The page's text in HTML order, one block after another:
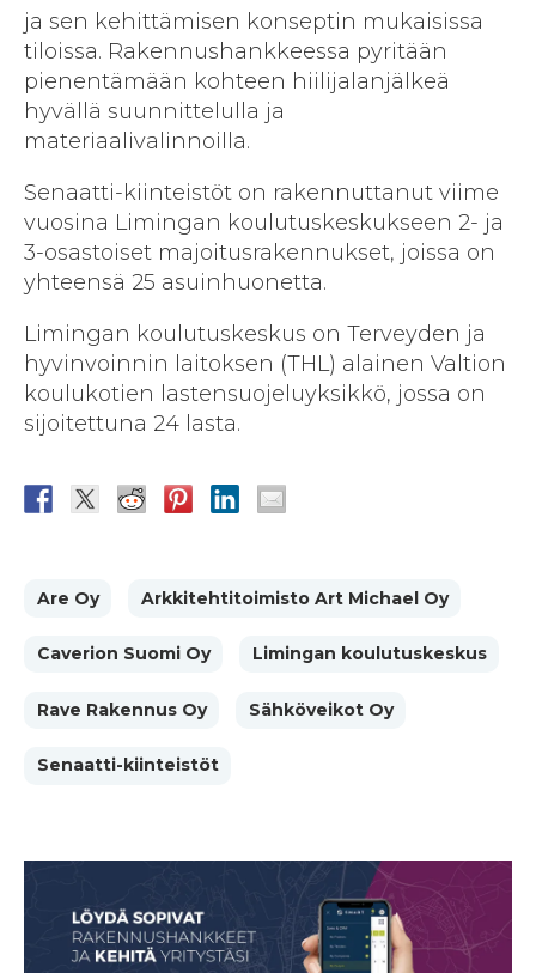
ja sen kehittämisen konseptin mukaisissa
tiloissa. Rakennushankkeessa pyritään
pienentämään kohteen hiilijalanjälkeä
hyvällä suunnittelulla ja
materiaalivalinnoilla.
Senaatti-kiinteistöt on rakennuttanut viime
vuosina Limingan koulutuskeskukseen 2- ja
3-osastoiset majoitusrakennukset, joissa on
yhteensä 25 asuinhuonetta.
Limingan koulutuskeskus on Terveyden ja
hyvinvoinnin laitoksen (THL) alainen Valtion
koulukotien lastensuojeluyksikkö, jossa on
sijoitettuna 24 lasta.
Are Oy Arkkitehtitoimisto Art Michael Oy
Caverion Suomi Oy Limingan koulutuskeskus
Rave Rakennus Oy Sähköveikot Oy
Senaatti-kiinteistöt